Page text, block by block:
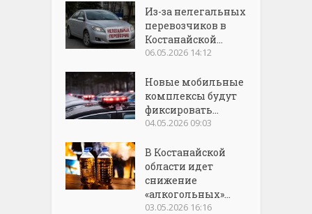
Из-за нелегальных
перевозчиков в
Костанайской...
06.05.2026 14:12
Новые мобильные
комплексы будут
фиксировать...
04.05.2026 09:03
В Костанайской
области идет
снижение
«алкогольных»...
03.05.2026 16:16